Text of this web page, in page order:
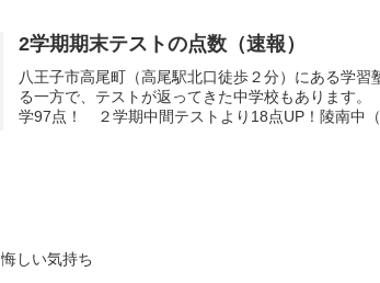
2学期期末テストの点数（速報）
八王子市高尾町（高尾駅北口徒歩２分）にある学
る一方で、テストが返ってきた中学校もあります
学97点！ ２学期中間テストより18点UP！陵南中（
悔しい気持ち